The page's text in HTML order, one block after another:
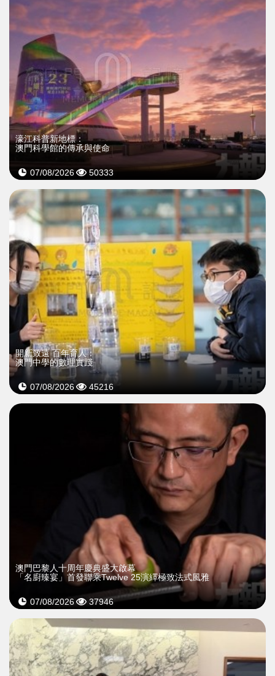
濠江科普新地標：
澳門科學館的傳承與使命
07/08/2026 50333
開新致遠 百年育人：
澳門中學的數理實踐
07/08/2026 45216
澳門巴黎人十周年慶典盛大啟幕
「名廚臻宴」首發聯乘Twelve 25演繹極致法式風雅
07/08/2026 37946